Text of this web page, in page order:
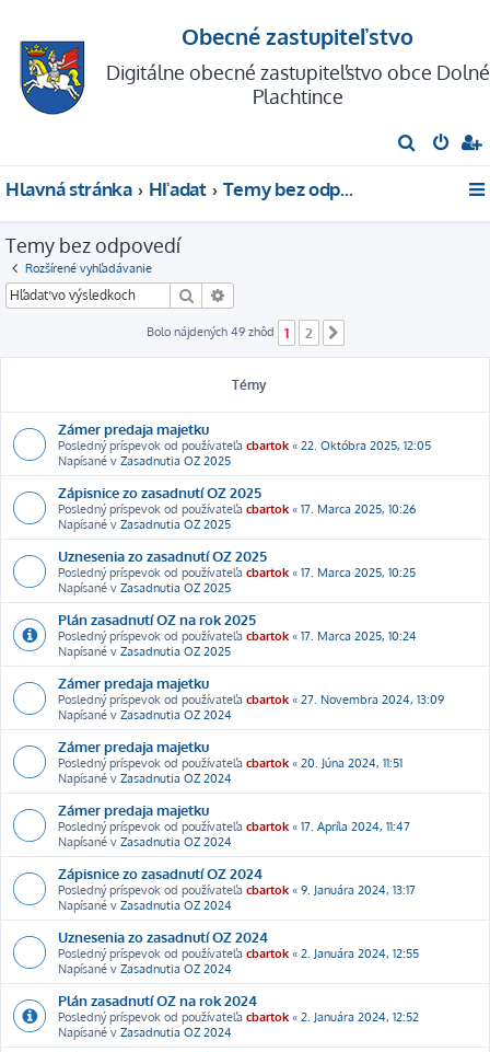
Obecné zastupiteľstvo
Digitálne obecné zastupiteľstvo obce Dolné
Plachtince
ľ
d
Hlavná stránka Hľadať Temy bez odpovedí
Temy bez odpovedí
Rozšírené vyhľadávanie
Hľadať
Bolo nájdených 49 zhôd 1 2
Témy
Zámer predaja majetku
Posledný príspevok od používateľa cbartok « 22. Októbra 2025, 12:05
Napísané v Zasadnutia OZ 2025
Zápisnice zo zasadnutí OZ 2025
Posledný príspevok od používateľa cbartok « 17. Marca 2025, 10:26
Napísané v Zasadnutia OZ 2025
Uznesenia zo zasadnutí OZ 2025
Posledný príspevok od používateľa cbartok « 17. Marca 2025, 10:25
Napísané v Zasadnutia OZ 2025
Plán zasadnutí OZ na rok 2025
Posledný príspevok od používateľa cbartok « 17. Marca 2025, 10:24
Napísané v Zasadnutia OZ 2025
Zámer predaja majetku
Posledný príspevok od používateľa cbartok « 27. Novembra 2024, 13:09
Napísané v Zasadnutia OZ 2024
Zámer predaja majetku
Posledný príspevok od používateľa cbartok « 20. Júna 2024, 11:51
Napísané v Zasadnutia OZ 2024
Zámer predaja majetku
Posledný príspevok od používateľa cbartok « 17. Apríla 2024, 11:47
Napísané v Zasadnutia OZ 2024
Zápisnice zo zasadnutí OZ 2024
Posledný príspevok od používateľa cbartok « 9. Januára 2024, 13:17
Napísané v Zasadnutia OZ 2024
Uznesenia zo zasadnutí OZ 2024
Posledný príspevok od používateľa cbartok « 2. Januára 2024, 12:55
Napísané v Zasadnutia OZ 2024
Plán zasadnutí OZ na rok 2024
Posledný príspevok od používateľa cbartok « 2. Januára 2024, 12:52
Napísané v Zasadnutia OZ 2024